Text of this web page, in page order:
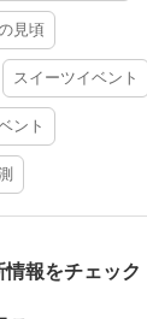
見頃
スイーツイベント
ント
報をチェック